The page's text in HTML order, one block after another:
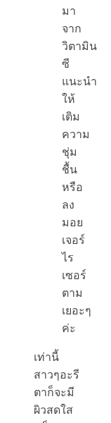
มา
จาก
วิตามิน
ซี
แนะนำ
ให้
เติม
ความ
ชุ่ม
ชื้น
หรือ
ลง
มอย
เจอร์
ไร
เซอร์
ตาม
เยอะๆ
ค่ะ
เท่านี้
สาวๆอะรี
ตาก็จะมี
ผิวสดใส